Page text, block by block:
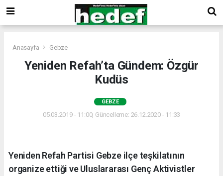
Anasayfa Gebze
Yeniden Refah’ta Gündem: Özgür
Kudüs
GEBZE
05.03.2019 - 11:00, Güncelleme: 26.12.2020 - 11:33
Yeniden Refah Partisi Gebze ilçe teşkilatının
organize ettiği ve Uluslararası Genç Aktivistler